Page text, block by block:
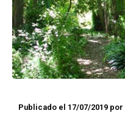
Publicado el 17/07/2019 por